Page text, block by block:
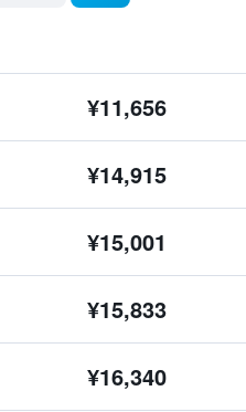
¥11,656
¥14,915
¥15,001
¥15,833
¥16,340